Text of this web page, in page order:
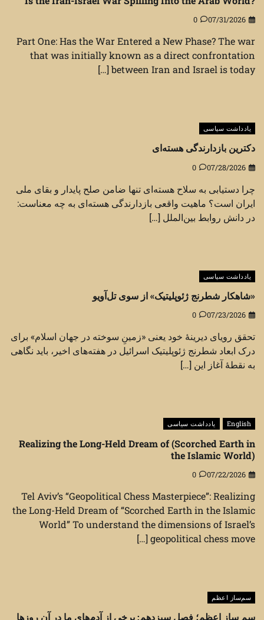
07/31/2026
0
Part One: Has the War Entered a New Phase? The war
that was initially known as a direct confrontation
between Iran and Israel is today […]
یادداشت سیاسی
دکترین بازدارندگی هسته‌ای
07/28/2026
0
چرا دستیابی به سلاح هسته‌ای تنها ضامن صلح پایدار و بقای ملی
ایران است؟ ماهیت واقعی بازدارندگی هسته‌ای به چه معناست:
در دانش روابط بین‌الملل […]
یادداشت سیاسی
«شاهکار شطرنج ژئوپلیتیک» از سوی تل‌آویو
07/23/2026
0
تحقق رویای دیرینهٔ خود یعنی «زمینِ سوخته در جهان اسلام» برای
درک ابعاد شطرنج ژئوپلیتیک اسرائیل در هفته‌های اخیر، باید نگاهی
به نقطهٔ آغاز این […]
English یادداشت سیاسی
Realizing the Long-Held Dream of (Scorched Earth in
the Islamic World)
07/22/2026
0
Tel Aviv’s “Geopolitical Chess Masterpiece”: Realizing
the Long-Held Dream of “Scorched Earth in the Islamic
World” To understand the dimensions of Israel’s
geopolitical chess move […]
سم‌ساز اعظم
سم ساز اعظم؛ فصل سیزدهم: برخی از آدم‌های ما در آن روزها